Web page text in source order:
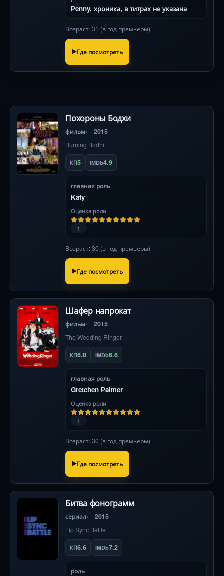
Penny, хроника, в титрах не указана
Возраст: 31 (в год премьеры)
Где посмотреть
Похороны Бодхи
фильм 2015
Burning Bodhi
КП5 IMDb4.9
главная роль
Katy
Оценка роли
1
Возраст: 30 (в год премьеры)
Где посмотреть
Шафер напрокат
фильм 2015
The Wedding Ringer
КП6.8 IMDb6.6
главная роль
Gretchen Palmer
Оценка роли
1
Возраст: 30 (в год премьеры)
Где посмотреть
Битва фонограмм
сериал 2015
Lip Sync Battle
КП6.6 IMDb7.2
роль